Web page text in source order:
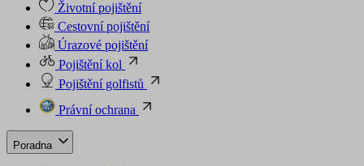
Životní pojištění
Cestovní pojištění
Úrazové pojištění
Pojištění kol
Pojištění golfistů
Právní ochrana
Poradna